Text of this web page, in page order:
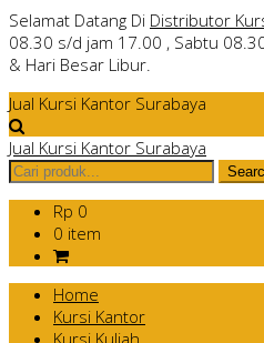
Selamat Datang Di Distributor
08.30 s/d jam 17.00 , Sabtu
& Hari Besar Libur.
Jual Kursi Kantor Surabaya
Jual Kursi Kantor Surabaya
Rp 0
0 item
Home
Kursi Kantor
Kursi Kuliah